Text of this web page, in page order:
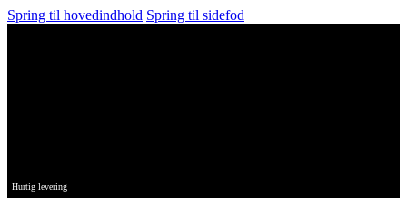
Spring til hovedindhold Spring til sidefod
Hurtig levering